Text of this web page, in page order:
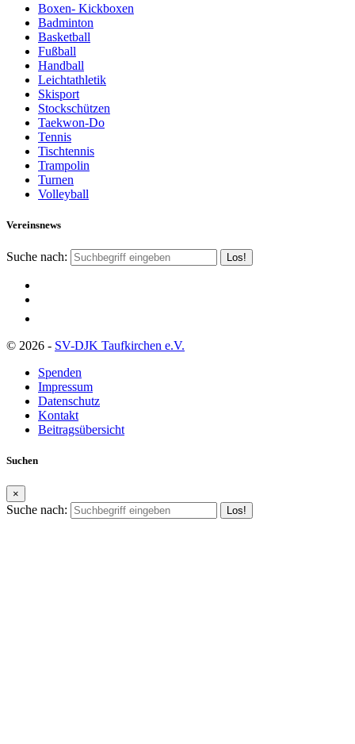
Boxen- Kickboxen
Badminton
Basketball
Fußball
Handball
Leichtathletik
Skisport
Stockschützen
Taekwon-Do
Tennis
Tischtennis
Trampolin
Turnen
Volleyball
Vereinsnews
Suche nach:
© 2026 - SV-DJK Taufkirchen e.V.
Spenden
Impressum
Datenschutz
Kontakt
Beitragsübersicht
Suchen
×
Suche nach: